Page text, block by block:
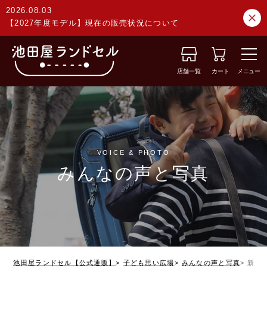
2026.08.03
【2027年度モデル】現在の販売状況について
店舗一覧 カート メニュー
VOICE & PHOTO
みんなの声と写真
池田屋ランドセル【公式通販】 子ども思い広場 みんなの声と写真 新潟